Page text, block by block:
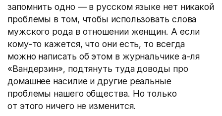
запомнить одно — в русском языке нет никакой
проблемы в том, чтобы использовать слова
мужского рода в отношении женщин. А если
кому-то кажется, что они есть, то всегда
можно написать об этом в журнальчике а-ля
«Вандерзин», подтянуть туда доводы про
домашнее насилие и другие реальные
проблемы нашего общества. Но только
от этого ничего не изменится.